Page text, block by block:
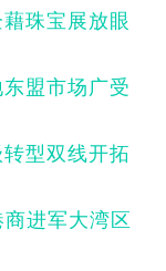
珠宝展放眼
盟市场广受
型双线开拓
进军大湾区